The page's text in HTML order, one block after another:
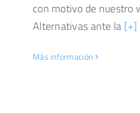
con motivo de nuestro
Alternativas ante la [+]
Más información